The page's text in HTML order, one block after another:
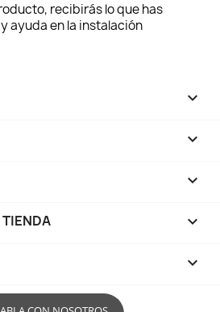
recibirás lo que has
ayuda en la instalación



keyboard_arrow_down
